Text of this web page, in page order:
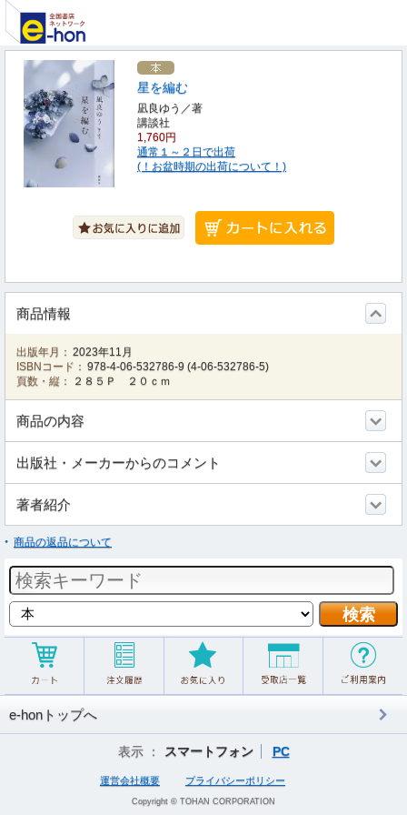
星を編む
凪良ゆう／著
講談社
1,760円
通常１～２日で出荷
(！お盆時期の出荷について！)
商品情報
出版年月： 2023年11月
ISBNコード： 978-4-06-532786-9 (4-06-532786-5)
頁数・縦：
２８５Ｐ ２０ｃｍ
商品の内容
出版社・メーカーからのコメント
著者紹介
商品の返品について
e-honトップへ
表示 ： スマートフォン PC
運営会社概要 プライバシーポリシー
Copyright © TOHAN CORPORATION